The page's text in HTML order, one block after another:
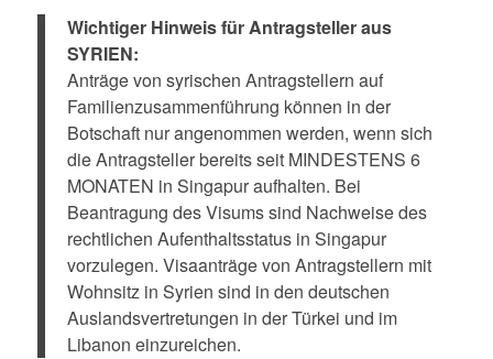
Wichtiger Hinweis für Antragsteller aus
SYRIEN:
Anträge von syrischen Antragstellern auf
Familienzusammenführung können in der
Botschaft nur angenommen werden, wenn sich
die Antragsteller bereits seit MINDESTENS 6
MONATEN in Singapur aufhalten. Bei
Beantragung des Visums sind Nachweise des
rechtlichen Aufenthaltsstatus in Singapur
vorzulegen. Visaanträge von Antragstellern mit
Wohnsitz in Syrien sind in den deutschen
Auslandsvertretungen in der Türkei und im
Libanon einzureichen.